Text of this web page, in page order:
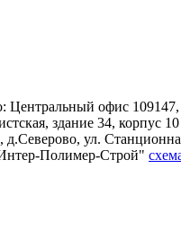
Центральный офис 109147,
здание 34, корпус 10
д.Северово, ул.
Полимер-Строй"